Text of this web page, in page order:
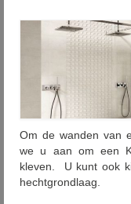
Onderhoud
Outlet
Showrooms
Contact
FAQ
Om de wanden van
we u aan om een
kleven. U kunt ook
hechtgrondlaag.